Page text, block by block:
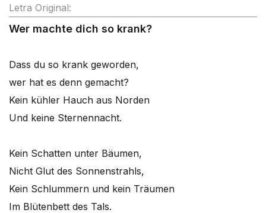
Letra Original:
Wer machte dich so krank?
Dass du so krank geworden,
wer hat es denn gemacht?
Kein kühler Hauch aus Norden
Und keine Sternennacht.
Kein Schatten unter Bäumen,
Nicht Glut des Sonnenstrahls,
Kein Schlummern und kein Träumen
Im Blütenbett des Tals.